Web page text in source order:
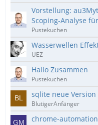
Vorstellung:
Scoping-Analyse
Pustekuchen
Wasserwellen
UEZ
Hallo Zusammen
Pustekuchen
sqlite neue Version
BlutigerAnfänger
chrome-